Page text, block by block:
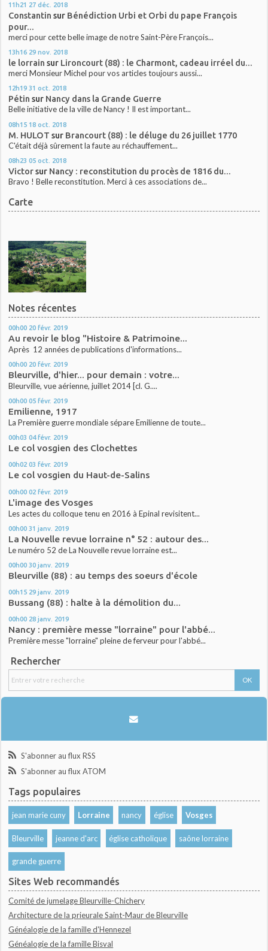
11h21 27 déc. 2018
Constantin sur Bénédiction Urbi et Orbi du pape François
pour...
merci pour cette belle image de notre Saint-Père François...
13h16 29 nov. 2018
le lorrain sur Lironcourt (88) : le Charmont, cadeau irréel du...
merci Monsieur Michel pour vos articles toujours aussi...
12h19 31 oct. 2018
Pétin sur Nancy dans la Grande Guerre
Belle initiative de la ville de Nancy ! Il est important...
08h15 18 oct. 2018
M. HULOT sur Brancourt (88) : le déluge du 26 juillet 1770
C'était déjà sûrement la faute au réchauffement...
08h23 05 oct. 2018
Victorsur Nancy : reconstitution du procès de 1816 du...
Bravo ! Belle reconstitution. Merci à ces associations de...
Carte
Notes récentes
00h00 20 févr. 2019
Au revoir le blog "Histoire & Patrimoine...
Après 12 années de publications d'informations...
00h00 20 févr. 2019
Bleurville, d'hier... pour demain : votre...
Bleurville, vue aérienne, juillet 2014 [cl. G....
00h00 05 févr. 2019
Emilienne, 1917
La Première guerre mondiale sépare Emilienne de toute...
00h03 04 févr. 2019
Le col vosgien des Clochettes
00h02 03 févr. 2019
Le col vosgien du Haut-de-Salins
00h00 02 févr. 2019
L'image des Vosges
Les actes du colloque tenu en 2016 à Epinal revisitent...
00h00 31 janv. 2019
La Nouvelle revue lorraine n° 52 : autour des...
Le numéro 52 de La Nouvelle revue lorraine est...
00h00 30 janv. 2019
Bleurville (88) : au temps des soeurs d'école
00h15 29 janv. 2019
Bussang (88) : halte à la démolition du...
00h00 28 janv. 2019
Nancy : première messe "lorraine" pour l'abbé...
Première messe "lorraine" pleine de ferveur pour l'abbé...
Rechercher
S'abonner au flux RSS
S'abonner au flux ATOM
Tags populaires
jean marie cuny Lorraine nancy église Vosges
Bleurville jeanne d'arc église catholique saône lorraine
grande guerre
Sites Web recommandés
Comité de jumelage Bleurville-Chichery
Architecture de la prieurale Saint-Maur de Bleurville
Généalogie de la famille d'Hennezel
Généalogie de la famille Bisval